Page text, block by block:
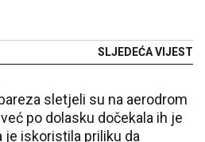
SLJEDEĆA VIJEST
sletjeli su na aerodrom
po dolasku dočekala ih je
je iskoristila priliku da